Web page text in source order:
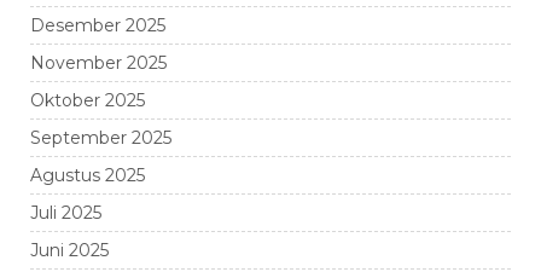
Desember 2025
November 2025
Oktober 2025
September 2025
Agustus 2025
Juli 2025
Juni 2025